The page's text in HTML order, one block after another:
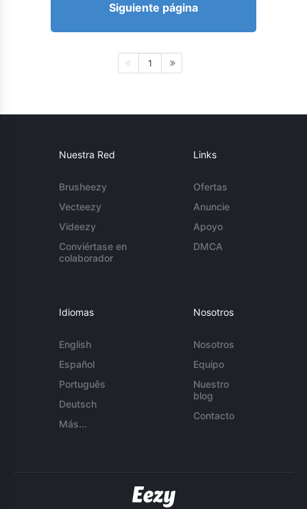
Siguiente página
1
Nuestra Red
Brusheezy
Vecteezy
Videezy
Conviértase en
colaborador
Links
Ofertas
Anuncie
Apoyo
DMCA
Idiomas
English
Español
Português
Deutsch
Más...
Nosotros
Nosotros
Equipo
Nuestro
blog
Contacto